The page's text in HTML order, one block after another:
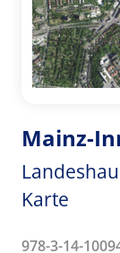
Mainz-
Karte
978-3-14-